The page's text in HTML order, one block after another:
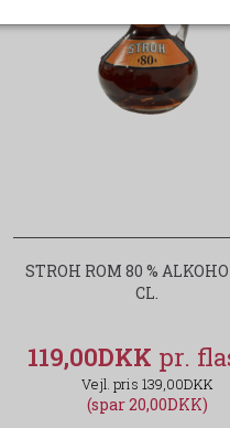
STROH ROM 80 %
CL.
119,00DKK
139,00DKK
(spar 20,00DKK)